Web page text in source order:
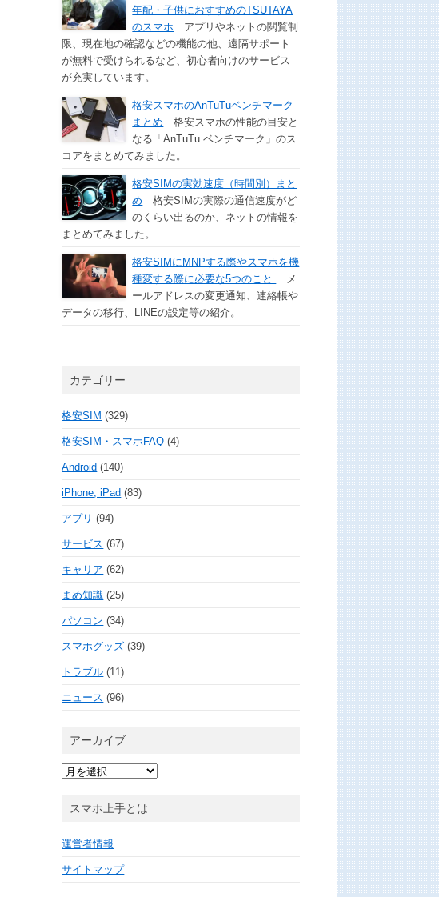
年配・子供におすすめのTSUTAYA
のスマホ アプリやネットの閲覧制
限、現在地の確認などの機能の他、遠隔サポート
が無料で受けられるなど、初心者向けのサービス
が充実しています。
格安スマホのAnTuTuベンチマーク
まとめ 格安スマホの性能の目安と
なる「AnTuTu ベンチマーク」のス
コアをまとめてみました。
格安SIMの実効速度（時間別）まと
め 格安SIMの実際の通信速度がど
のくらい出るのか、ネットの情報を
まとめてみました。
格安SIMにMNPする際やスマホを機
種変する際に必要な5つのこと
メ
ールアドレスの変更通知、連絡帳や
データの移行、LINEの設定等の紹介。
カテゴリー
格安SIM (329)
格安SIM・スマホFAQ (4)
Android (140)
iPhone, iPad (83)
アプリ (94)
サービス (67)
キャリア (62)
まめ知識 (25)
パソコン (34)
スマホグッズ (39)
トラブル (11)
ニュース (96)
アーカイブ
ア
ー
ブスマホ上手とは
運営者情報
サイトマップ